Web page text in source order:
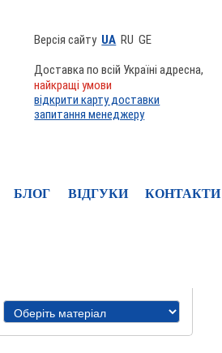
Версія сайту UA RU GE
Доставка по всій Україні адресна,
найкращі умови
відкрити карту доставки
запитання менеджеру
БЛОГ ВІДГУКИ КОНТАКТИ